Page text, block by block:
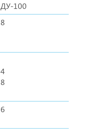
ДУ-100
8
4
8
6